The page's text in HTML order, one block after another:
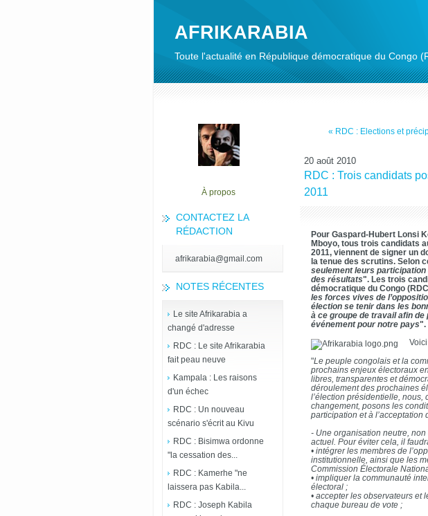
AFRIKARABIA
Toute l'actualité en République démocratique du Congo
À propos
CONTACTEZ LA
RÉDACTION
afrikarabia@gmail.com
NOTES RÉCENTES
Le site Afrikarabia a
changé d'adresse
RDC : Le site Afrikarabia
fait peau neuve
Kampala : Les raisons
d'un échec
RDC : Un nouveau
scénario s'écrit au Kivu
RDC : Bisimwa ordonne
"la cessation des...
RDC : Kamerhe "ne
laissera pas Kabila...
RDC : Joseph Kabila
« RDC : Elections et
20 août 2010
RDC : Trois candidats
2011
Pour Gaspard-Hubert Lonsi
Mboyo, tous trois candidats
2011, viennent de signer un
la tenue des scrutins. Selon
seulement leurs
des résultats". Les trois
démocratique du Congo
les forces vives de
élection se tenir dans les
à ce groupe de travail afin
événement pour notre pays".
"Le peuple congolais et la
prochains enjeux électoraux
libres, transparentes et
déroulement des prochaines
l’élection présidentielle, nous,
changement, posons les
participation et à l’acceptation
- Une organisation neutre,
actuel. Pour éviter cela, il
• intégrer les membres de
institutionnelle, ainsi que les
Commission Électorale
• impliquer la communauté
électoral ;
• accepter les observateurs et
chaque bureau de vote ;